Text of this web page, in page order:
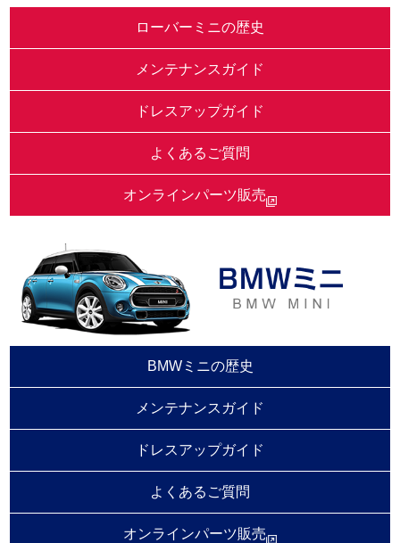
ローバーミニの歴史
メンテナンスガイド
ドレスアップガイド
よくあるご質問
オンラインパーツ販売
BMWミニの歴史
メンテナンスガイド
ドレスアップガイド
よくあるご質問
オンラインパーツ販売